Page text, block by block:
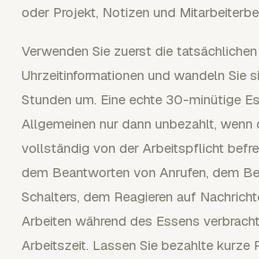
oder Projekt, Notizen und
Verwenden Sie zuerst die tatsächlichen
Uhrzeitinformationen und wandeln Sie
Stunden um. Eine echte 30-minütige
Allgemeinen nur dann unbezahlt, wenn
vollständig von der Arbeitspflicht
dem Beantworten von Anrufen, dem
Schalters, dem Reagieren auf
Arbeiten während des Essens
Arbeitszeit. Lassen Sie bezahlte kurze